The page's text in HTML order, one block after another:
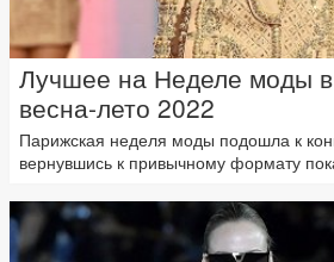
Лучшее на Неделе моды
весна-лето 2022
Парижская неделя моды подошла к
вернувшись к привычному формату